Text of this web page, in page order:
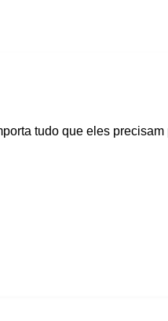
tudo que eles precisam